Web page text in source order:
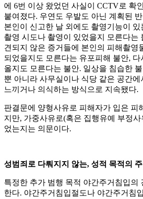
에 6번 이상 왔었던 사실이 CCTV로 확
붙여졌다. 우연도 우발도 아닌 계획된
본인이 신고한 날 외에도 촬영기능이
촬영 시도나 촬영이 있었을지 모른다는
견되지 않은 증거들에 본인의 피해촬영
되었을지도 모른다는 유포피해 불안,
올지도 모른다는 불안. 일상을 침습한
뿐 아니라 사무실이나 식당 같은 공간
느끼거나 의식하는 방식으로 지속됐다.
판결문에 양형사유로 피해자가 입은 피
지만, 가중사유로(혹은 집행유예 부정사
었는지는 의문이다.
성범죄로 다뤄지지 않는, 성적 목적의
특정한 추가 범행 목적 야간주거침입의
한다. 야간주거침입절도나 야간주거침